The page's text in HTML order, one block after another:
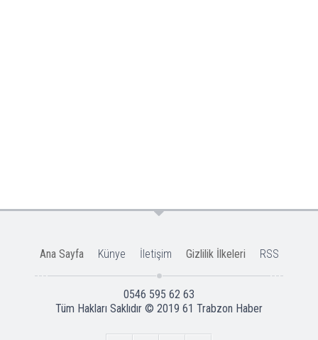
Ana Sayfa Künye İletişim Gizlilik İlkeleri RSS
0546 595 62 63
Tüm Hakları Saklıdır © 2019 61 Trabzon Haber